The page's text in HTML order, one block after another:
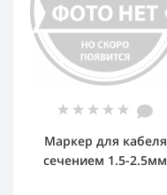
Маркер для кабеля
сечением 1.5-2.5мм